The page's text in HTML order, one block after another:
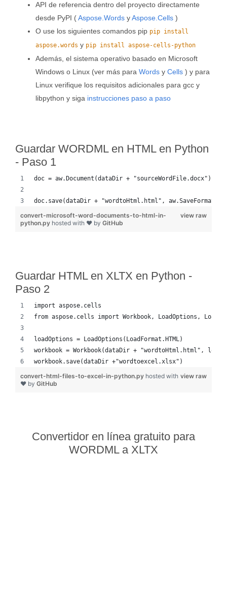
API de referencia dentro del proyecto directamente
desde PyPI (Aspose.Words yAspose.Cells )
O use los siguientes comandos pip pip install
aspose.words y pip install aspose-cells-python
Además, el sistema operativo basado en Microsoft
Windows o Linux (ver más para Words y Cells ) y para
Linux verifique los requisitos adicionales para gcc y
libpython y siga instrucciones paso a paso
Guardar WORDML en HTML en Python
- Paso 1
doc = aw.Document(dataDir + "sourceWordFile.docx")
doc.save(dataDir + "wordtoHtml.html",
view raw
convert-microsoft-word-documents-to-html-in-
python.py hosted with ❤ by GitHub
Guardar HTML en XLTX en Python -
Paso 2
import aspose.cells
from aspose.cells import Workbook, LoadOptions,
loadOptions = LoadOptions(LoadFormat.HTML)
workbook = Workbook(dataDir + "wordtoHtml.html",
workbook.save(dataDir +"wordtoexcel.xlsx")
view raw
convert-html-files-to-excel-in-python.py hosted with
❤ by GitHub
Convertidor en línea gratuito para
WORDML a XLTX